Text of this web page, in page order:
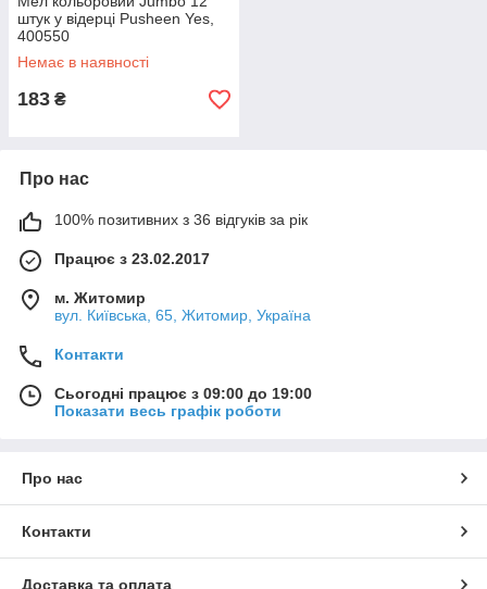
штук у відерці Pusheen Yes,
400550
Немає в наявності
183 ₴
Про нас
100% позитивних з 36 відгуків за рік
Працює з 23.02.2017
м. Житомир
вул. Київська, 65, Житомир, Україна
Контакти
Сьогодні працює з 09:00 до 19:00
Показати весь графік роботи
Про нас
Контакти
Доставка та оплата